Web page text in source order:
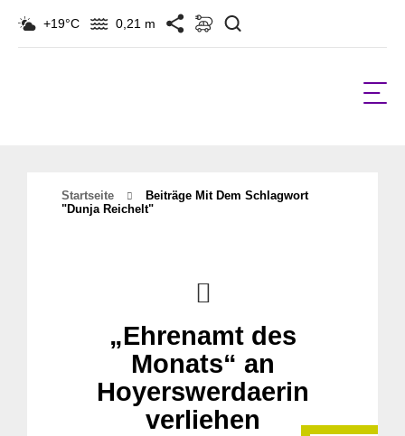
+19°C 0,21 m
Startseite
Beiträge Mit Dem Schlagwort
"dunja Reichelt"
„Ehrenamt des
Monats“ an
Hoyerswerdaerin
verliehen